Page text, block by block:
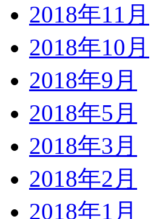
2018年11月
2018年10月
2018年9月
2018年5月
2018年3月
2018年2月
2018年1月